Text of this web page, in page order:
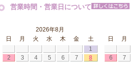
営業時間・営業日について
2026年8月
日
月 火 水 木 金
土
1
2
3 4 5 6 7
8
日
月
6
7